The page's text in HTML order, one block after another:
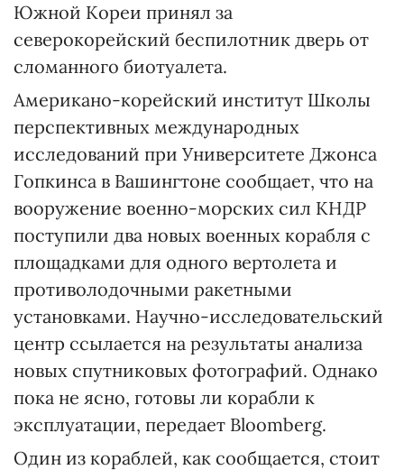
Южной Кореи принял за
северокорейский беспилотник дверь от
сломанного биотуалета.
Американо-корейский институт Школы
перспективных международных
исследований при Университете Джонса
Гопкинса в Вашингтоне сообщает, что на
вооружение военно-морских сил КНДР
поступили два новых военных корабля с
площадками для одного вертолета и
противолодочными ракетными
установками. Научно-исследовательский
центр ссылается на результаты анализа
новых спутниковых фотографий. Однако
пока не ясно, готовы ли корабли к
эксплуатации, передает Bloomberg.
Один из кораблей, как сообщается, стоит